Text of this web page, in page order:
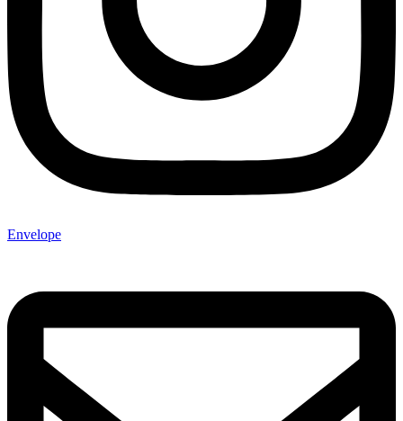
Envelope